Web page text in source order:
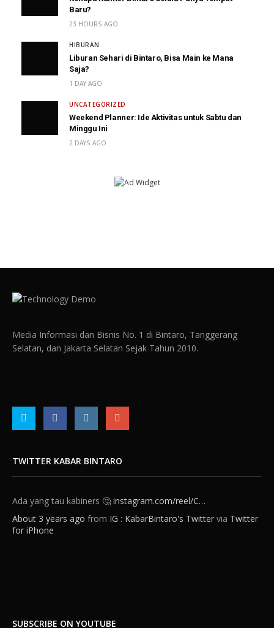
Baru?
23 HOURS AGO
HIBURAN
Liburan Sehari di Bintaro, Bisa Main ke Mana
Saja?
1 DAY AGO
UNCATEGORIZED
Weekend Planner: Ide Aktivitas untuk Sabtu dan
Minggu Ini
2 DAYS AGO
Media Informasi dan Bisnis No. 1 di Bintaro, Tanggerang
Selatan, dan Jakarta Selatan Sejak Tahun 2010.
TWITTER KABAR BINTARO
Ada yang tau kabiners 🤔instagram.com/reel/C…
About 3 years ago from IG : KabarBintaro's Twitter via Twitter
for iPhone
SUBSCRIBE ON YOUTUBE